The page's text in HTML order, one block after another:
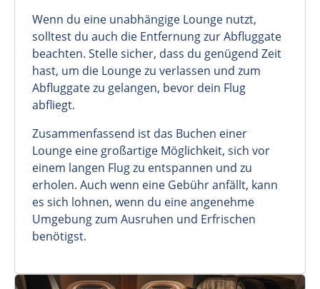
Wenn du eine unabhängige Lounge nutzt,
solltest du auch die Entfernung zur Abfluggate
beachten. Stelle sicher, dass du genügend Zeit
hast, um die Lounge zu verlassen und zum
Abfluggate zu gelangen, bevor dein Flug
abfliegt.
Zusammenfassend ist das Buchen einer
Lounge eine großartige Möglichkeit, sich vor
einem langen Flug zu entspannen und zu
erholen. Auch wenn eine Gebühr anfällt, kann
es sich lohnen, wenn du eine angenehme
Umgebung zum Ausruhen und Erfrischen
benötigst.